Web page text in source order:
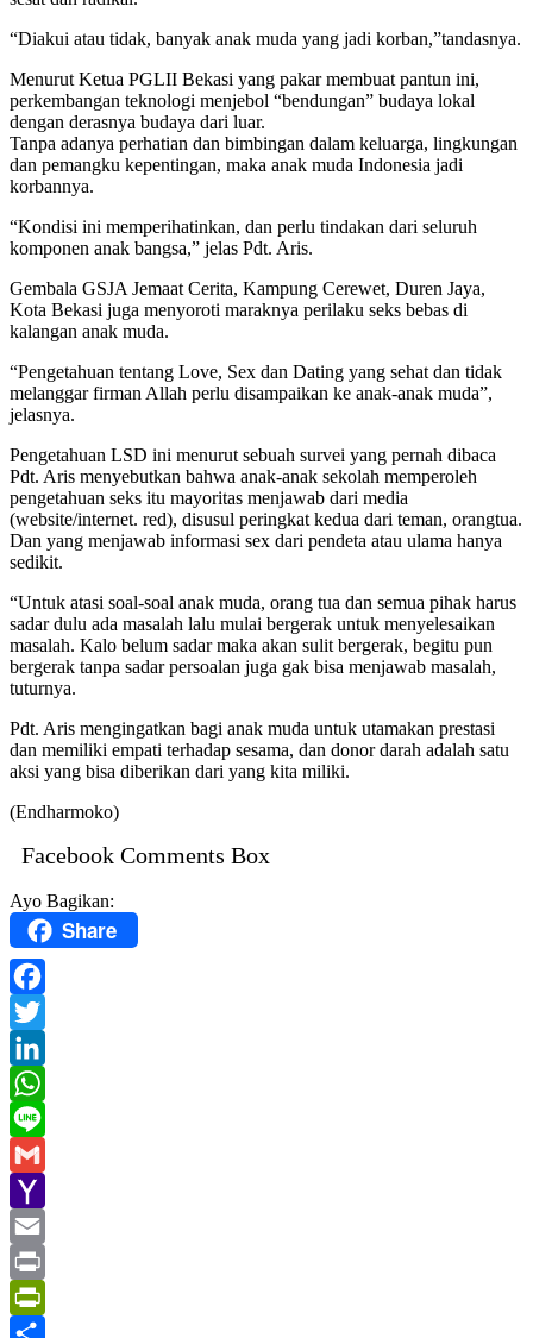
“Diakui atau tidak, banyak anak muda yang jadi korban,”tandasnya.
Menurut Ketua PGLII Bekasi yang pakar membuat pantun ini,
perkembangan teknologi menjebol “bendungan” budaya lokal
dengan derasnya budaya dari luar.
Tanpa adanya perhatian dan bimbingan dalam keluarga, lingkungan
dan pemangku kepentingan, maka anak muda Indonesia jadi
korbannya.
“Kondisi ini memperihatinkan, dan perlu tindakan dari seluruh
komponen anak bangsa,” jelas Pdt. Aris.
Gembala GSJA Jemaat Cerita, Kampung Cerewet, Duren Jaya,
Kota Bekasi juga menyoroti maraknya perilaku seks bebas di
kalangan anak muda.
“Pengetahuan tentang Love, Sex dan Dating yang sehat dan tidak
melanggar firman Allah perlu disampaikan ke anak-anak muda”,
jelasnya.
Pengetahuan LSD ini menurut sebuah survei yang pernah dibaca
Pdt. Aris menyebutkan bahwa anak-anak sekolah memperoleh
pengetahuan seks itu mayoritas menjawab dari media
(website/internet. red), disusul peringkat kedua dari teman, orangtua.
Dan yang menjawab informasi sex dari pendeta atau ulama hanya
sedikit.
“Untuk atasi soal-soal anak muda, orang tua dan semua pihak harus
sadar dulu ada masalah lalu mulai bergerak untuk menyelesaikan
masalah. Kalo belum sadar maka akan sulit bergerak, begitu pun
bergerak tanpa sadar persoalan juga gak bisa menjawab masalah,
tuturnya.
Pdt. Aris mengingatkan bagi anak muda untuk utamakan prestasi
dan memiliki empati terhadap sesama, dan donor darah adalah satu
aksi yang bisa diberikan dari yang kita miliki.
(Endharmoko)
Facebook Comments Box
Ayo Bagikan:
Share
Facebook
Twitter
LinkedIn
WhatsApp
Line
Gmail
Yahoo
Mail
Email
Print
PrintFriendly